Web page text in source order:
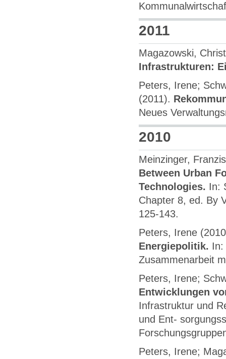
2011
Magazowski,
Infrastrukturen:
Peters, Irene;
(2011).
Neues
2010
Meinzinger,
Between Urban
Technologies. In:
Chapter 8, ed. By
125-143.
Peters, Irene
Energiepolitik. In:
Zusammenarbeit
Peters, Irene;
Entwicklungen
Infrastruktur und
und Ent-
Peters, Irene;